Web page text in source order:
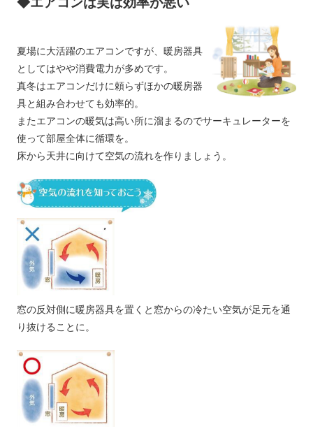
夏場に大活躍のエアコンですが、暖房器具
としてはやや消費電力が多めです。
真冬はエアコンだけに頼らずほかの暖房器
具と組み合わせても効率的。
またエアコンの暖気は高い所に溜まるのでサーキュレーターを
使って部屋全体に循環を。
床から天井に向けて空気の流れを作りましょう。
窓の反対側に暖房器具を置くと窓からの冷たい空気が足元を通
り抜けることに。